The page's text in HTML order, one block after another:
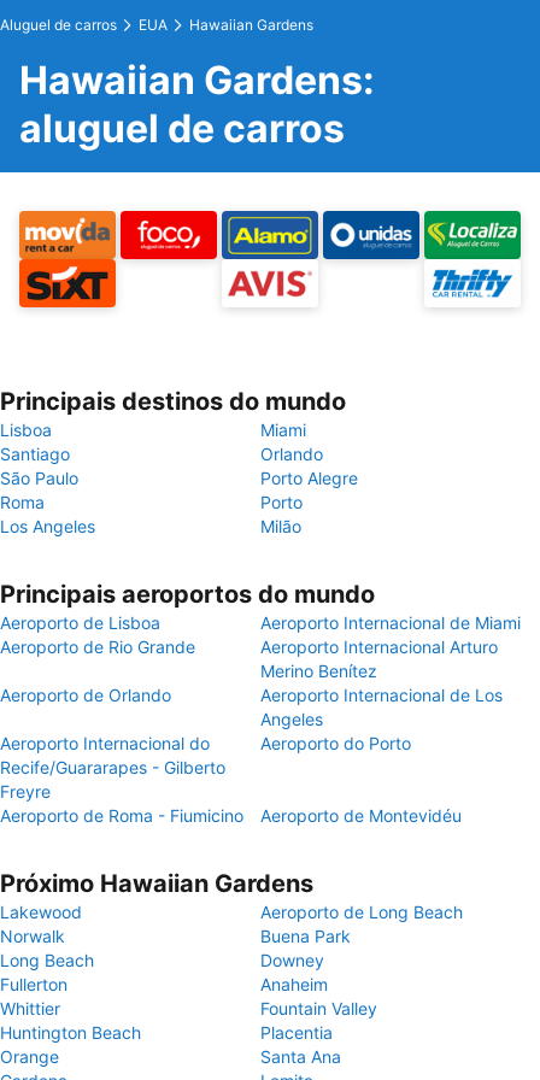
Aluguel de carros EUA Hawaiian Gardens
Hawaiian Gardens:
aluguel de carros
Principais destinos do mundo
Lisboa
Miami
Santiago
Orlando
São Paulo
Porto Alegre
Roma
Porto
Los Angeles
Milão
Principais aeroportos do mundo
Aeroporto de Lisboa
Aeroporto Internacional de Miami
Aeroporto de Rio Grande
Aeroporto Internacional Arturo
Merino Benítez
Aeroporto de Orlando
Aeroporto Internacional de Los
Angeles
Aeroporto Internacional do
Recife/Guararapes - Gilberto
Freyre
Aeroporto do Porto
Aeroporto de Roma - Fiumicino Aeroporto de Montevidéu
Próximo Hawaiian Gardens
Lakewood
Aeroporto de Long Beach
Norwalk
Buena Park
Long Beach
Downey
Fullerton
Anaheim
Whittier
Fountain Valley
Huntington Beach
Placentia
Orange
Santa Ana